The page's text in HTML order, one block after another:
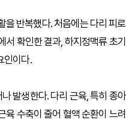
반복했다. 처음에는 다리 피
확인한 결과, 하지정맥류 초
인이다.
발생한다. 다리 근육, 특히 종아
수축이 줄어 혈액 순환이 느